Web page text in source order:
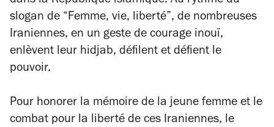
slogan de “Femme, vie, liberté”, de nombreuses
Iraniennes, en un geste de courage inouï,
enlèvent leur hidjab, défilent et défient le
pouvoir.
Pour honorer la mémoire de la jeune femme et le
combat pour la liberté de ces Iraniennes, le